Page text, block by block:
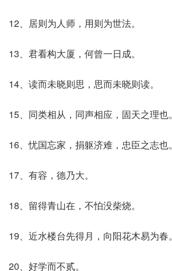
12、居则为人师，用则为世法。
13、君看构大厦，何曾一日成。
14、读而未晓则思，思而未晓则读。
15、同类相从，同声相应，固天之理也。
16、忧国忘家，捐躯济难，忠臣之志也。
17、有容，德乃大。
18、留得青山在，不怕没柴烧。
19、近水楼台先得月，向阳花木易为春。
20、好学而不贰。